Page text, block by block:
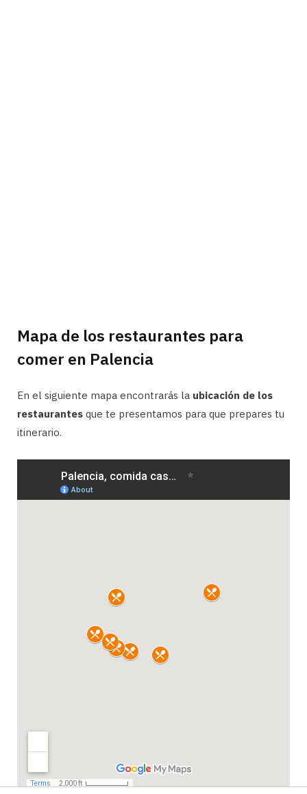
Mapa de los restaurantes para
comer en Palencia
En el siguiente mapa encontrarás la ubicación de los
restaurantes que te presentamos para que prepares tu
itinerario.